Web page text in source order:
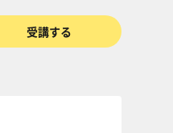
受講する